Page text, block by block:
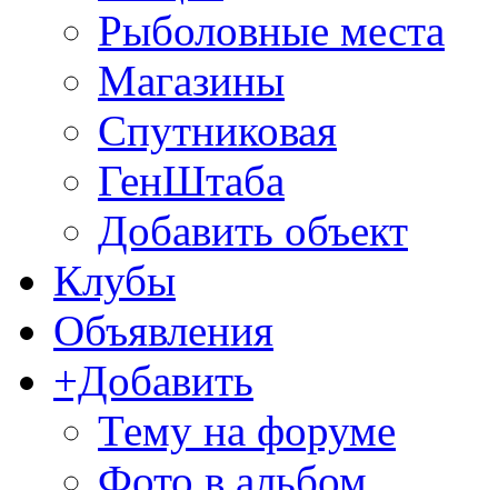
Рыболовные места
Магазины
Спутниковая
ГенШтаба
Добавить объект
Клубы
Объявления
+Добавить
Тему на форуме